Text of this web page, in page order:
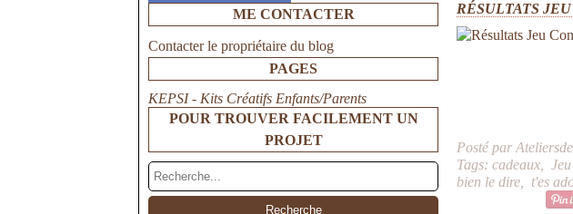
ME CONTACTER
Contacter le propriétaire du blog
PAGES
KEPSI - Kits Créatifs Enfants/Parents
POUR TROUVER FACILEMENT UN
PROJET
RÉSULTATS
Posté par
Tags:cadeaux ,
bien le dire
t'es